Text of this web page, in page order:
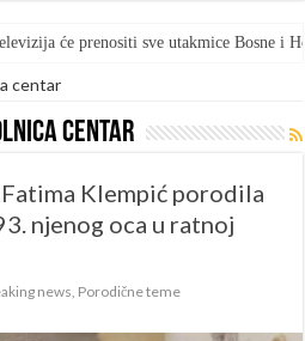
će prenositi sve utakmice Bosne i
centar
centar
Klempić porodila
njenog oca u ratnoj
news Porodične teme